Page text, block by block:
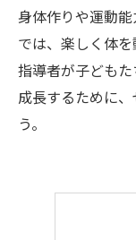
身体作りや運動
では、楽しく体
指導者が子ども
成長するために
う。